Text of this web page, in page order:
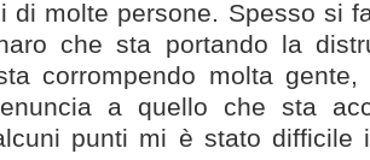
di molte persone. Spesso si
che sta portando la
corrompendo molta
a quello che sta
punti mi è stato difficile